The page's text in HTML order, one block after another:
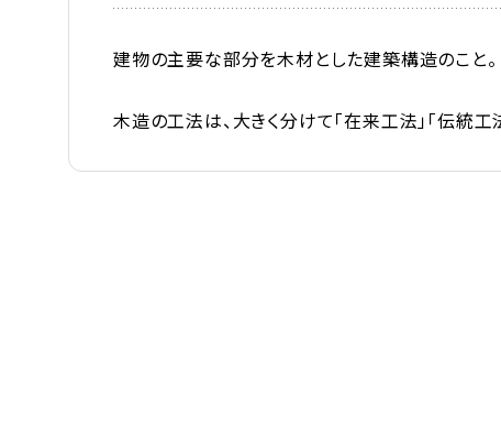
建物の主要な部分を木材とした建築構造のこと。
木造の工法は、大きく分けて「在来工法」「伝統工